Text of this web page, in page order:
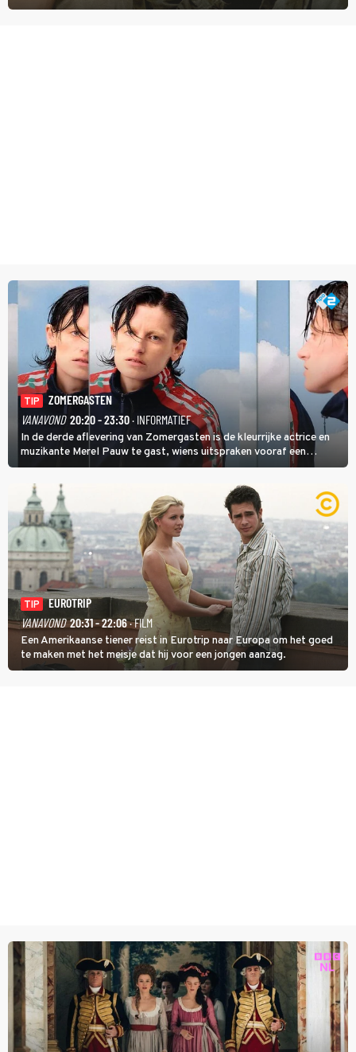
tijdens de Vietnamoorlog. Hij besluit uit de school te klappen.
TIP
ZOMERGASTEN
VANAVOND 20:20 - 23:30· INFORMATIEF
In de derde aflevering van Zomergasten is de kleurrijke actrice en
muzikante Merel Pauw te gast, wiens uitspraken vooraf een
boeiende avond beloven: 'Mijn ideale televisieavond is zoals mijn
identiteit: grenzeloos, absurd en vol angsten'.
TIP
EUROTRIP
VANAVOND 20:31 - 22:06· FILM
Een Amerikaanse tiener reist in Eurotrip naar Europa om het goed
te maken met het meisje dat hij voor een jongen aanzag.